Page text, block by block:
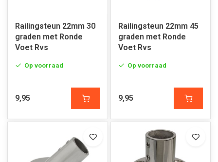
Railingsteun 22mm 30
graden met Ronde
Voet Rvs
Op voorraad
9,95
Railingsteun 22mm 45
graden met Ronde
Voet Rvs
Op voorraad
9,95